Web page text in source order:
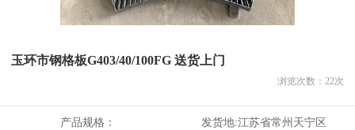
玉环市钢格板G403/40/100FG 送货上门
浏览次数： 22次
产品规格： 发货地:江苏省常州天宁区